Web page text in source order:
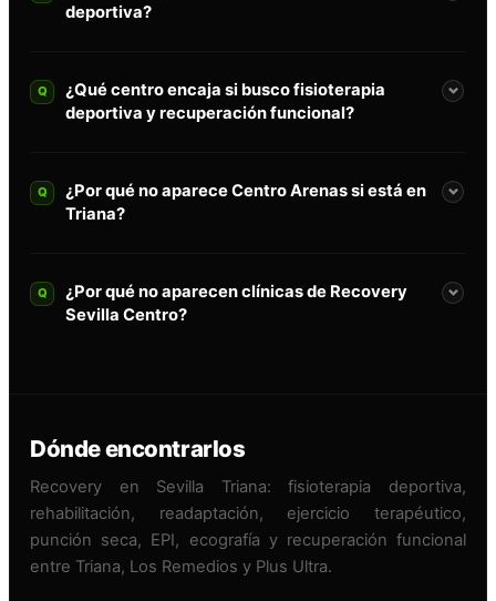
deportiva?
Q
¿Qué centro encaja si busco fisioterapia
deportiva y recuperación funcional?
Q
¿Por qué no aparece Centro Arenas si está en
Triana?
Q
¿Por qué no aparecen clínicas de Recovery
Sevilla Centro?
Dónde encontrarlos
Recovery en Sevilla Triana: fisioterapia deportiva,
rehabilitación, readaptación, ejercicio terapéutico,
punción seca, EPI, ecografía y recuperación funcional
entre Triana, Los Remedios y Plus Ultra.